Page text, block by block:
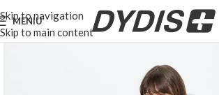
Skip to navigation
Skip to main content
MENIU